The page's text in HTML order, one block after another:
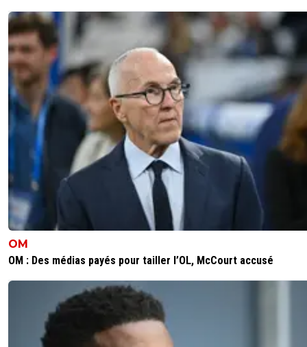
OM
OM : Des médias payés pour tailler l’OL, McCourt accusé